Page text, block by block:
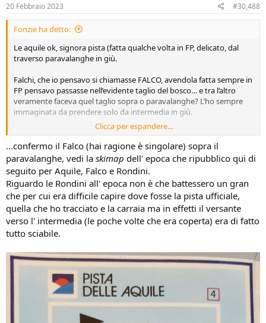
20 Febbraio 2023 #30,488
Fonzie ha detto:
Le aquile ok, signora pista (fatta qualche volta in FP, delicato, dal
traverso paravalanghe in giù.
Falchi, che io pensavo si chiamasse FALCO, avendola fatta sempre in
FP pensavo passasse nell’evidente taglio del bosco… e tra l’altro
veramente faceva quel taglio sopra o paravalanghe? L’ho sempre
immaginata da prendere solo da intermedia in giù.
La terza con rispetto parlando ad occhio ha un eventuale primo
tratto fino all’intermedia che è più simile ad uno skiweg che ad una
pista. Ma ovviamente parlandone teoricamente forse erro.
Clicca per espandere...
...confermo il Falco (hai ragione è singolare) sopra il
paravalanghe, vedi la skimap dell' epoca che ripubblico qui di
seguito per Aquile, Falco e Rondini.
Riguardo le Rondini all' epoca non è che battessero un gran
che per cui era difficile capire dove fosse la pista ufficiale,
quella che ho tracciato e la carraia ma in effetti il versante
verso l' intermedia (le poche volte che era coperta) era di fatto
tutto sciabile.